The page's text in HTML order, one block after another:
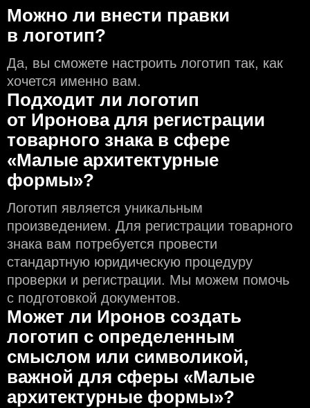
Можно ли внести правки
в логотип?
Да, вы сможете настроить логотип так, как
хочется именно вам.
Подходит ли логотип
от Иронова для регистрации
товарного знака в сфере
«Малые архитектурные
формы»?
Логотип является уникальным
произведением. Для регистрации товарного
знака вам потребуется провести
стандартную юридическую процедуру
проверки и регистрации. Мы можем помочь
с подготовкой документов.
Может ли Иронов создать
логотип с определeнным
смыслом или символикой,
важной для сферы «Малые
архитектурные формы»?